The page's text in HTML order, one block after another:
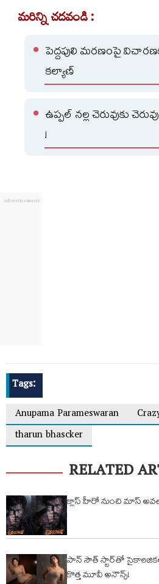
మరిన్ని చదవండి :
పెద్దపులి మరణంపై
కల్యాణ్
ఉప్పల్ నల్ల చెరువుకు
!
Tags:
Anupama Parameswaran
tharun bhascker
RELATED
క్లాస్ హీరో నుంచి మాస్
పాన్‌ సౌత్ స్టార్‌తో సైకాలజికల్
కొత్త మూవీ అనౌన్స్!